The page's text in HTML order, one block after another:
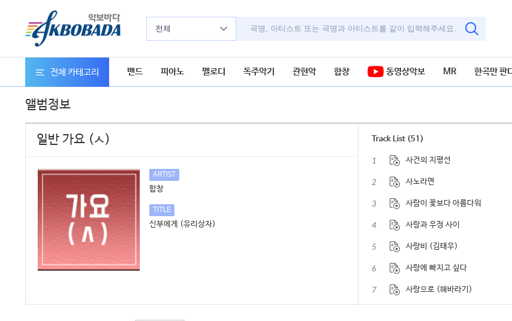
전체
전체 카테고리 밴드 피아노 멜로디 독주악기 관현악 합창 동영상악보 MR 한곡만 판
앨범정보
일반 가요 (ㅅ)
ARTIST
합창
TITLE
신부에게 (유리상자)
Track List (51)
1 사건의 지평선
2 사노라면
3 사람이 꽃보다 아름다워
4 사랑과 우정 사이
5 사랑비 (김태우)
6 사랑에 빠지고 싶다
7 사랑으로 (해바라기)